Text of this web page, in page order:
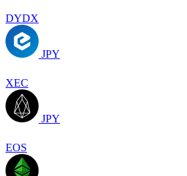
DYDX
JPY
XEC
JPY
EOS